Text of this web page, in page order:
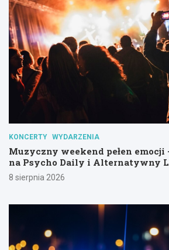
KONCERTY WYDARZENIA
Muzyczny weekend pełen emocji
na Psycho Daily i Alternatywny
8 sierpnia 2026